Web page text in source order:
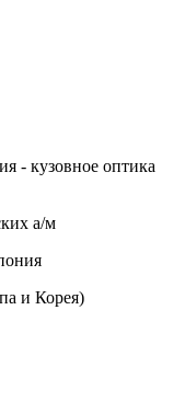
- кузовное оптика
а/м
и Корея)